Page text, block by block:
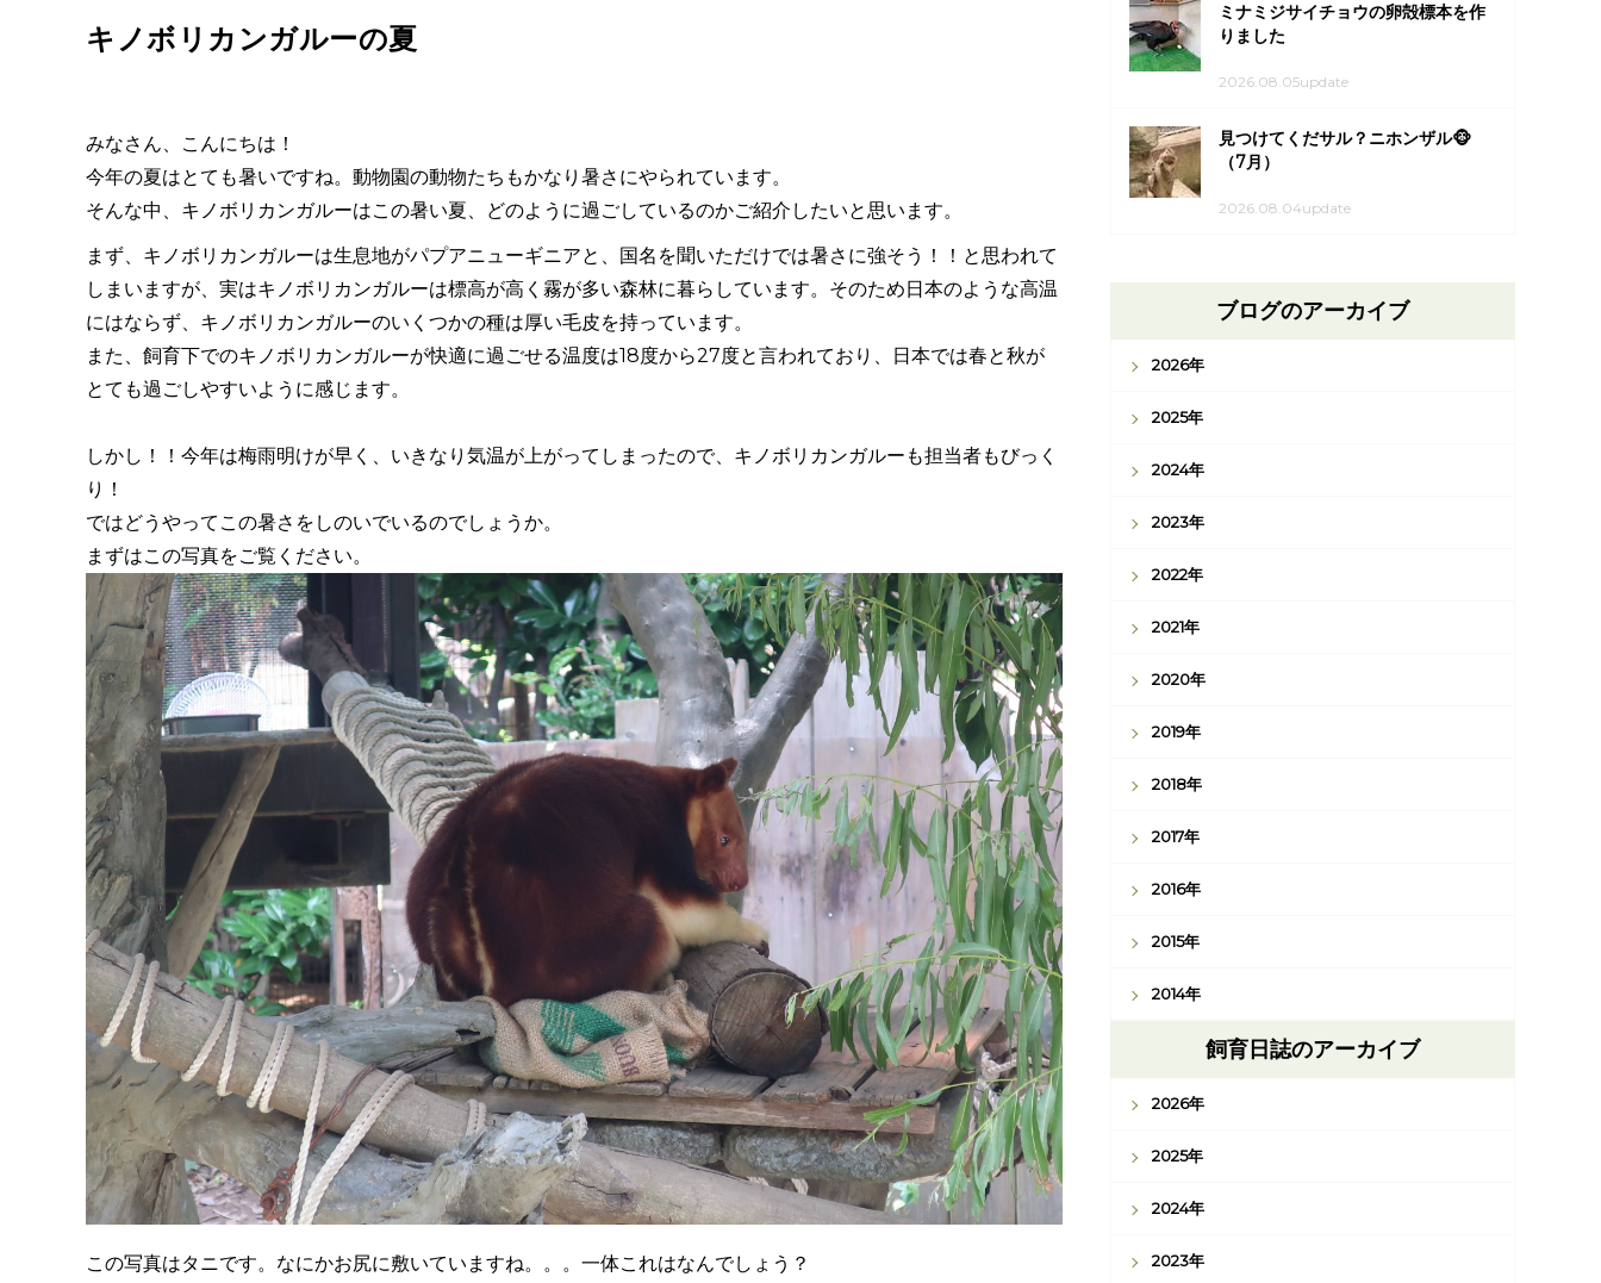
キノボリカンガルーの夏
みなさん、こんにちは！
今年の夏はとても暑いですね。動物園の動物たちもかなり暑さにやられています。
そんな中、キノボリカンガルーはこの暑い夏、どのように過ごしているのかご紹介したいと思います。
まず、キノボリカンガルーは生息地がパプアニューギニアと、国名を聞いただけでは暑さに強そう！！と思われて
しまいますが、実はキノボリカンガルーは標高が高く霧が多い森林に暮らしています。そのため日本のような高温
にはならず、キノボリカンガルーのいくつかの種は厚い毛皮を持っています。
また、飼育下でのキノボリカンガルーが快適に過ごせる温度は18度から27度と言われており、日本では春と秋が
とても過ごしやすいように感じます。
しかし！！今年は梅雨明けが早く、いきなり気温が上がってしまったので、キノボリカンガルーも担当者もびっく
り！
ではどうやってこの暑さをしのいでいるのでしょうか。
まずはこの写真をご覧ください。
この写真はタニです。なにかお尻に敷いていますね。。。一体これはなんでしょう？
ミナミジサイチョウの卵殻標本を作
りました
2026.08.05update
見つけてくだサル？ニホンザル🐵
（7月）
2026.08.04update
ブログのアーカイブ
2026年
2025年
2024年
2023年
2022年
2021年
2020年
2019年
2018年
2017年
2016年
2015年
2014年
飼育日誌のアーカイブ
2026年
2025年
2024年
2023年